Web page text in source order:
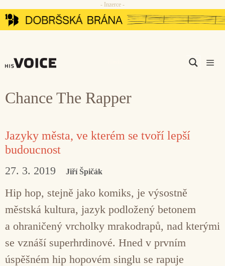
Přeskočit
na
- Inzerce -
Chance The Rapper
Jazyky města, ve kterém se tvoří lepší
budoucnost
27. 3. 2019 Jiří Špičák
Hip hop, stejně jako komiks, je výsostně
městská kultura, jazyk podložený betonem
a ohraničený vrcholky mrakodrapů, nad kterými
se vznáší superhrdinové. Hned v prvním
úspěšném hip hopovém singlu se rapuje